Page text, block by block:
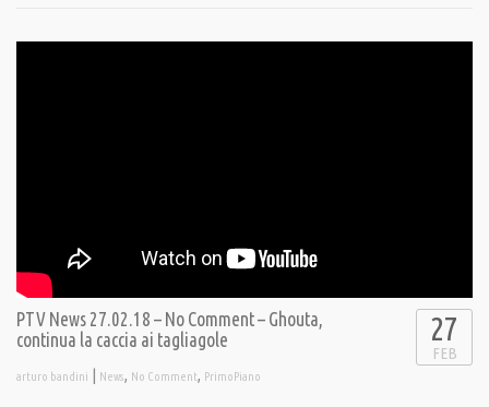
PTV News 27.02.18 – No Comment – Ghouta,
continua la caccia ai tagliagole
arturo bandini | News, No Comment, PrimoPiano
27
FEB